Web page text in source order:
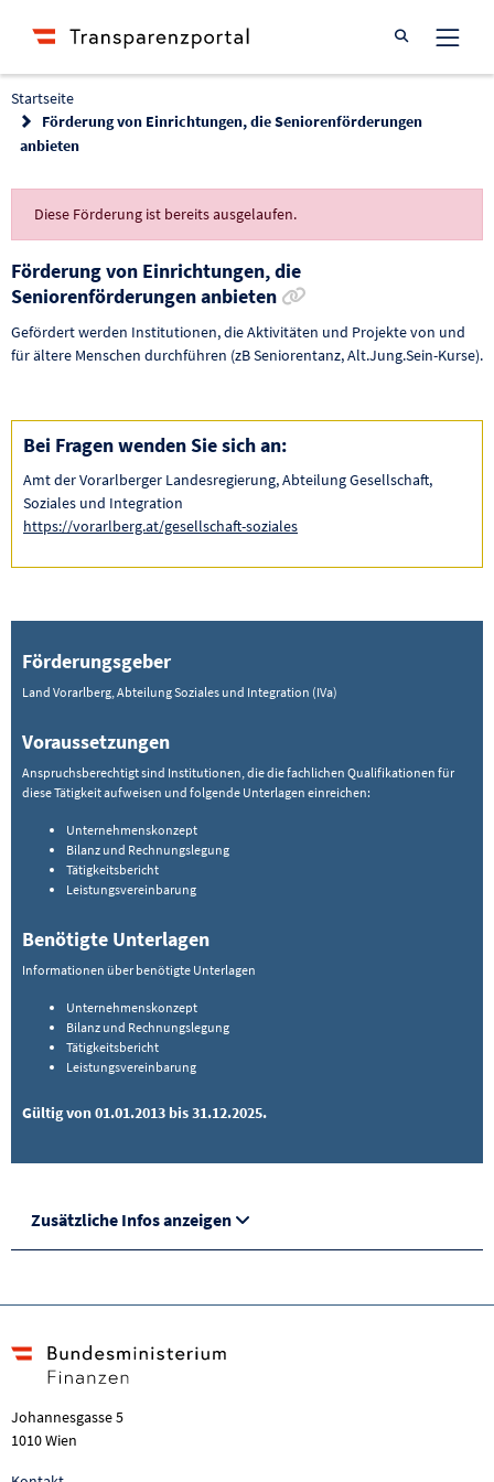
Suche öffnen
Startseite
Förderung von Einrichtungen, die Seniorenförderungen
anbieten
Diese Förderung ist bereits ausgelaufen.
Förderung von Einrichtungen, die
Seniorenförderungen anbieten
Gefördert werden Institutionen, die Aktivitäten und Projekte von und
für ältere Menschen durchführen (zB Seniorentanz, Alt.Jung.Sein-Kurse).
Bei Fragen wenden Sie sich an:
Amt der Vorarlberger Landesregierung, Abteilung Gesellschaft,
Soziales und Integration
https://vorarlberg.at/gesellschaft-soziales
Förderungsgeber
Land Vorarlberg, Abteilung Soziales und Integration (IVa)
Voraussetzungen
Anspruchsberechtigt sind Institutionen, die die fachlichen Qualifikationen für
diese Tätigkeit aufweisen und folgende Unterlagen einreichen:
Unternehmenskonzept
Bilanz und Rechnungslegung
Tätigkeitsbericht
Leistungsvereinbarung
Benötigte Unterlagen
Informationen über benötigte Unterlagen
Unternehmenskonzept
Bilanz und Rechnungslegung
Tätigkeitsbericht
Leistungsvereinbarung
Gültig von 01.01.2013 bis 31.12.2025.
Zusätzliche Infos anzeigen
Johannesgasse 5
1010 Wien